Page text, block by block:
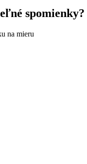
spomienky?
na mieru